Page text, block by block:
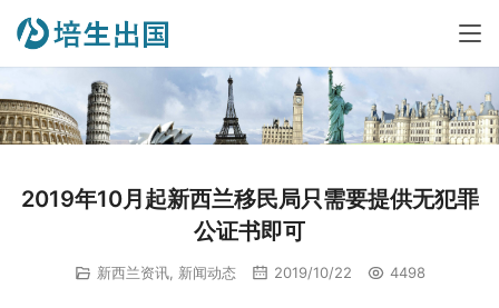
2019年10月起新西兰移民局只需要提供无犯罪
公证书即可
新西兰资讯, 新闻动态 2019/10/22 4498